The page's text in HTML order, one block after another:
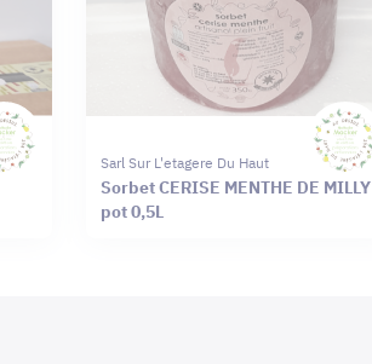
Sarl Sur L'etagere Du Haut
Sorbet CERISE MENTHE DE MILLY
pot 0,5L